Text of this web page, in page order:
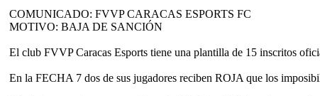
COMUNICADO: FVVP CARACAS ESPORTS FC
MOTIVO: BAJA DE SANCIÓN
El club FVVP Caracas Esports tiene una plantilla de 15 inscritos
En la FECHA 7 dos de sus jugadores reciben ROJA que los